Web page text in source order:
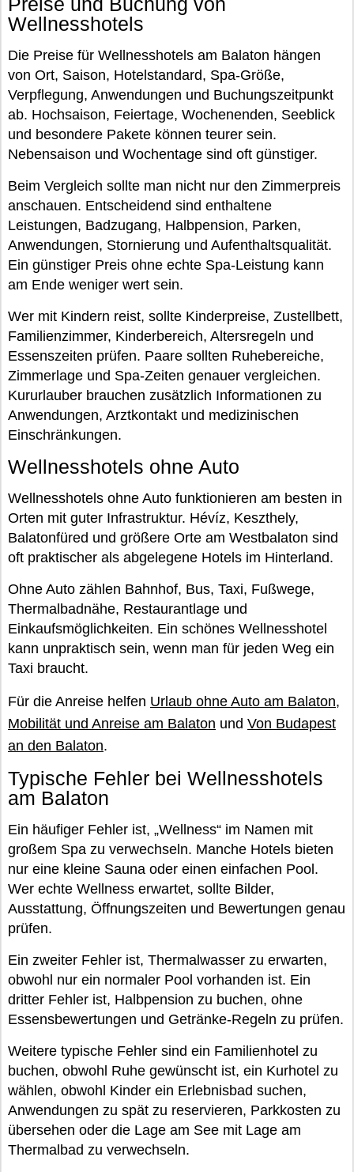
Wellnesshotels
Die Preise für Wellnesshotels am Balaton hängen
von Ort, Saison, Hotelstandard, Spa-Größe,
Verpflegung, Anwendungen und Buchungszeitpunkt
ab. Hochsaison, Feiertage, Wochenenden, Seeblick
und besondere Pakete können teurer sein.
Nebensaison und Wochentage sind oft günstiger.
Beim Vergleich sollte man nicht nur den Zimmerpreis
anschauen. Entscheidend sind enthaltene
Leistungen, Badzugang, Halbpension, Parken,
Anwendungen, Stornierung und Aufenthaltsqualität.
Ein günstiger Preis ohne echte Spa-Leistung kann
am Ende weniger wert sein.
Wer mit Kindern reist, sollte Kinderpreise, Zustellbett,
Familienzimmer, Kinderbereich, Altersregeln und
Essenszeiten prüfen. Paare sollten Ruhebereiche,
Zimmerlage und Spa-Zeiten genauer vergleichen.
Kururlauber brauchen zusätzlich Informationen zu
Anwendungen, Arztkontakt und medizinischen
Einschränkungen.
Wellnesshotels ohne Auto
Wellnesshotels ohne Auto funktionieren am besten in
Orten mit guter Infrastruktur. Hévíz, Keszthely,
Balatonfüred und größere Orte am Westbalaton sind
oft praktischer als abgelegene Hotels im Hinterland.
Ohne Auto zählen Bahnhof, Bus, Taxi, Fußwege,
Thermalbadnähe, Restaurantlage und
Einkaufsmöglichkeiten. Ein schönes Wellnesshotel
kann unpraktisch sein, wenn man für jeden Weg ein
Taxi braucht.
Für die Anreise helfen Urlaub ohne Auto am Balaton,
Mobilität und Anreise am Balaton und Von Budapest
an den Balaton.
Typische Fehler bei Wellnesshotels
am Balaton
Ein häufiger Fehler ist, „Wellness“ im Namen mit
großem Spa zu verwechseln. Manche Hotels bieten
nur eine kleine Sauna oder einen einfachen Pool.
Wer echte Wellness erwartet, sollte Bilder,
Ausstattung, Öffnungszeiten und Bewertungen genau
prüfen.
Ein zweiter Fehler ist, Thermalwasser zu erwarten,
obwohl nur ein normaler Pool vorhanden ist. Ein
dritter Fehler ist, Halbpension zu buchen, ohne
Essensbewertungen und Getränke-Regeln zu prüfen.
Weitere typische Fehler sind ein Familienhotel zu
buchen, obwohl Ruhe gewünscht ist, ein Kurhotel zu
wählen, obwohl Kinder ein Erlebnisbad suchen,
Anwendungen zu spät zu reservieren, Parkkosten zu
übersehen oder die Lage am See mit Lage am
Thermalbad zu verwechseln.